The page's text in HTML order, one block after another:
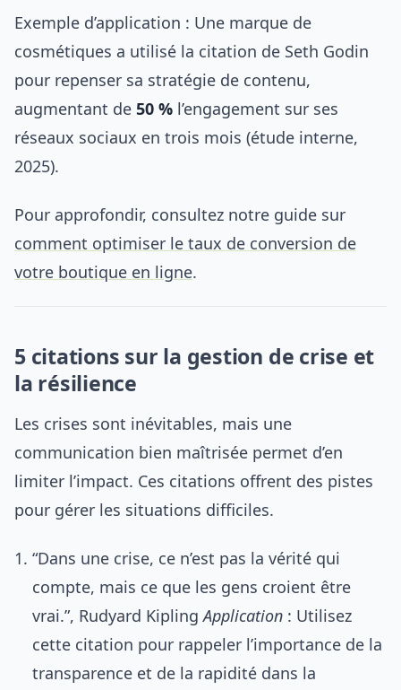
Exemple d’application : Une marque de
cosmétiques a utilisé la citation de Seth Godin
pour repenser sa stratégie de contenu,
augmentant de 50 % l’engagement sur ses
réseaux sociaux en trois mois (étude interne,
2025).
Pour approfondir, consultez notre guide sur
comment optimiser le taux de conversion de
votre boutique en ligne.
5 citations sur la gestion de crise et
la résilience
Les crises sont inévitables, mais une
communication bien maîtrisée permet d’en
limiter l’impact. Ces citations offrent des pistes
pour gérer les situations difficiles.
“Dans une crise, ce n’est pas la vérité qui
compte, mais ce que les gens croient être
vrai.”, Rudyard KiplingApplication : Utilisez
cette citation pour rappeler l’importance de la
transparence et de la rapidité dans la